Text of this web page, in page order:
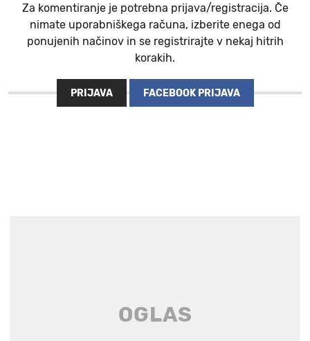
Za komentiranje je potrebna prijava/registracija. Če
nimate uporabniškega računa, izberite enega od
ponujenih načinov in se registrirajte v nekaj hitrih
korakih.
PRIJAVA FACEBOOK PRIJAVA